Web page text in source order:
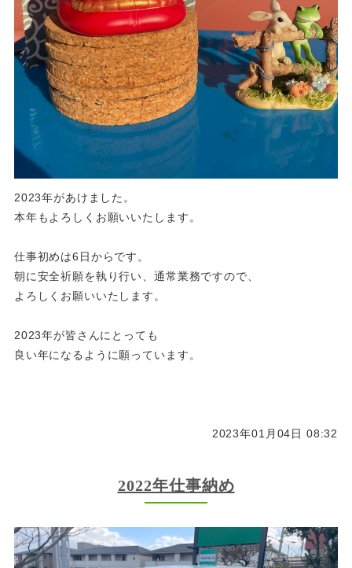
2023年があけました。
本年もよろしくお願いいたします。
仕事初めは6日からです。
朝に安全祈願を執り行い、通常業務ですので、
よろしくお願いいたします。
2023年が皆さんにとっても
良い年になるように願っています。
2023年01月04日 08:32
2022年仕事納め